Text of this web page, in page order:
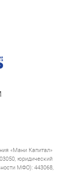
«Мани Капитал»
юридический
МФО): 443068,